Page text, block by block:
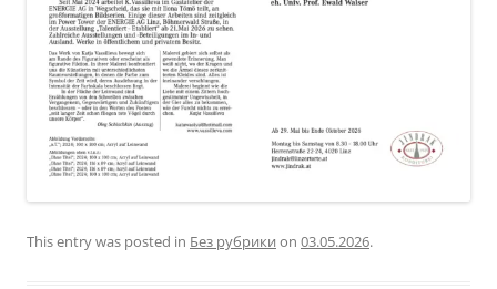
This entry was posted in Без рубрики on 03.05.2026.